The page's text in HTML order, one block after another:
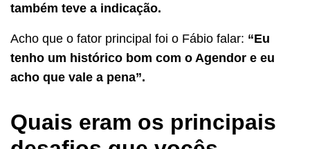
também teve a indicação.
Acho que o fator principal foi o Fábio falar: “Eu
tenho um histórico bom com o Agendor e eu
acho que vale a pena”.
Quais eram os principais